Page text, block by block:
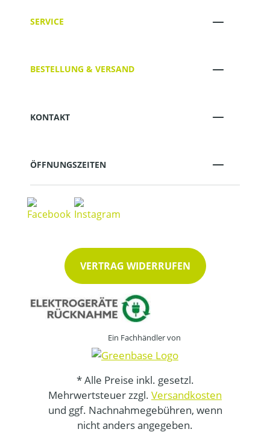
SERVICE
BESTELLUNG & VERSAND
KONTAKT
ÖFFNUNGSZEITEN
VERTRAG WIDERRUFEN
Ein Fachhändler von
* Alle Preise inkl. gesetzl.
Mehrwertsteuer zzgl. Versandkosten
und ggf. Nachnahmegebühren, wenn
nicht anders angegeben.